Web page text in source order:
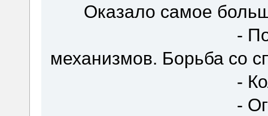
Оказало самое
-
механизмов. Борьба со
-
- Огромные